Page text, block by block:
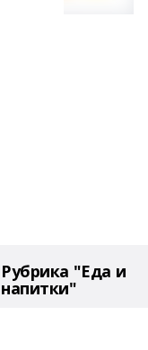
Рубрика "Еда и
напитки"